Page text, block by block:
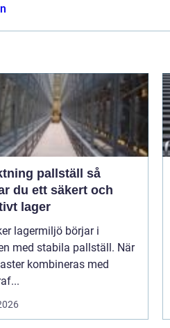
pallställ så
du ett säkert och
lager
lagermiljö börjar i
med stabila pallställ. När
kombineras med